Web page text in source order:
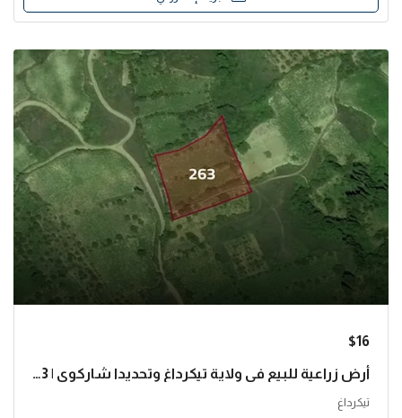
$16
أرض زراعية للبيع في ولاية تيكرداغ وتحديدا شاركوي | L263
تيكرداغ